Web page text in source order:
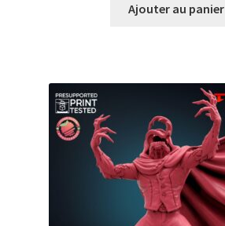
Ajouter au panier